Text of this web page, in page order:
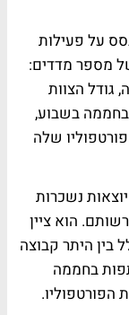
על פעילות
מספר מדדים:
גודל הצוות
בשבוע,
שלה
נשכרות
הוא ציין
בין היתר קבוצה
בחממה
הפורטפוליו.